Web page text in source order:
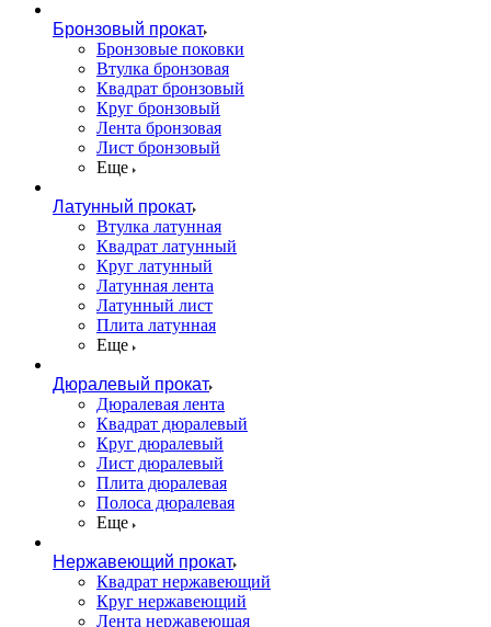
Бронзовый прокат
Бронзовые поковки
Втулка бронзовая
Квадрат бронзовый
Круг бронзовый
Лента бронзовая
Лист бронзовый
Еще
Латунный прокат
Втулка латунная
Квадрат латунный
Круг латунный
Латунная лента
Латунный лист
Плита латунная
Еще
Дюралевый прокат
Дюралевая лента
Квадрат дюралевый
Круг дюралевый
Лист дюралевый
Плита дюралевая
Полоса дюралевая
Еще
Нержавеющий прокат
Квадрат нержавеющий
Круг нержавеющий
Лента нержавеющая